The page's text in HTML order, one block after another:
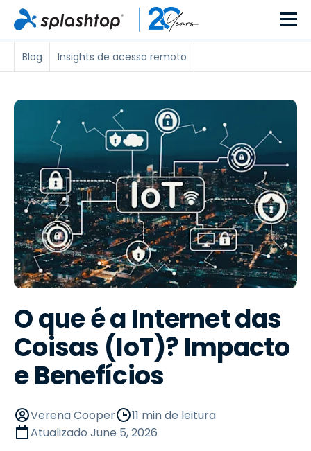
Blog Insights de acesso remoto
O que é a Internet das
Coisas (IoT)? Impacto
e Benefícios
Verena Cooper
11 min de leitura
Atualizado June 5, 2026